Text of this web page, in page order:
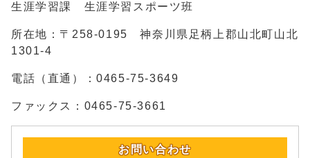
生涯学習課 生涯学習スポーツ班
所在地：〒258-0195 神奈川県足柄上郡山北町山北
1301-4
電話（直通）：0465-75-3649
ファックス：0465-75-3661
お問い合わせ